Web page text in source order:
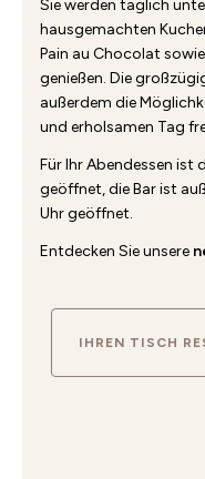
Sie werden täglich
hausgemachten
Pain au Chocolat
genießen. Die
außerdem die
und erholsamen Tag
Für Ihr Abendessen ist
geöffnet, die Bar ist
Uhr geöffnet.
Entdecken Sie unsere
IHREN TISCH